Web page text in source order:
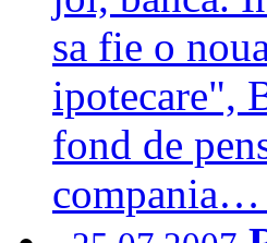
sa fie o
ipotecare",
fond de
compania…